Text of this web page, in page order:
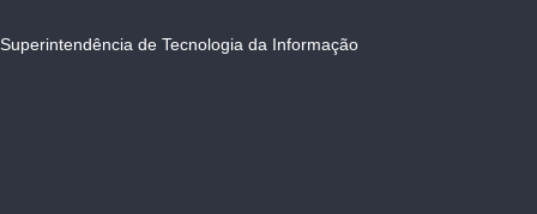
Superintendência de Tecnologia da Informação